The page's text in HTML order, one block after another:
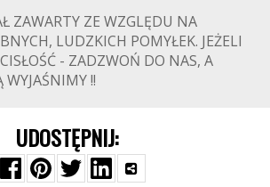
ZAWARTY ZE WZGLĘDU NA
LUDZKICH POMYŁEK. JEŻELI
- ZADZWOŃ DO NAS, A
!!
UDOSTĘPNIJ: